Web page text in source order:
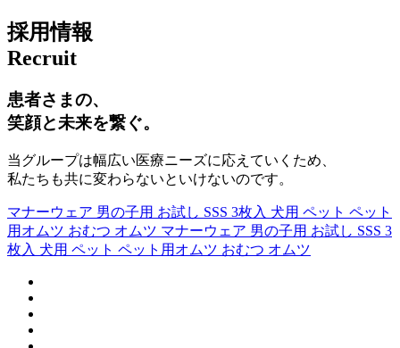
採用情報
Recruit
患者さまの、
笑顔と未来を繋ぐ。
当グループは幅広い医療ニーズに応えていくため、
私たちも共に変わらないといけないのです。
マナーウェア 男の子用 お試し SSS 3枚入 犬用 ペット ペット
用オムツ おむつ オムツ マナーウェア 男の子用 お試し SSS 3
枚入 犬用 ペット ペット用オムツ おむつ オムツ